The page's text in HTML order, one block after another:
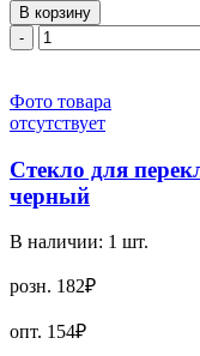
В корзину
-
Фото товара
отсутствует
Стекло для
черный
В наличии: 1 шт.
розн. 182₽
опт. 154₽